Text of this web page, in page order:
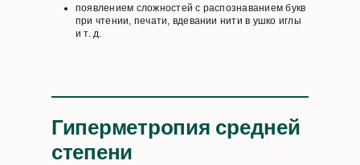
появлением сложностей с распознаванием букв
при чтении, печати, вдевании нити в ушко иглы
и т. д.
Гиперметропия средней
степени